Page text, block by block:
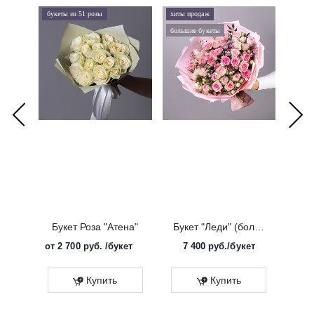
букеты из 51 розы
Букет Роза "Атена"
от2 700 руб. /букет
Купить
хиты продаж
большие букеты
Букет "Леди" (большой)
7 400 руб./букет
Купить